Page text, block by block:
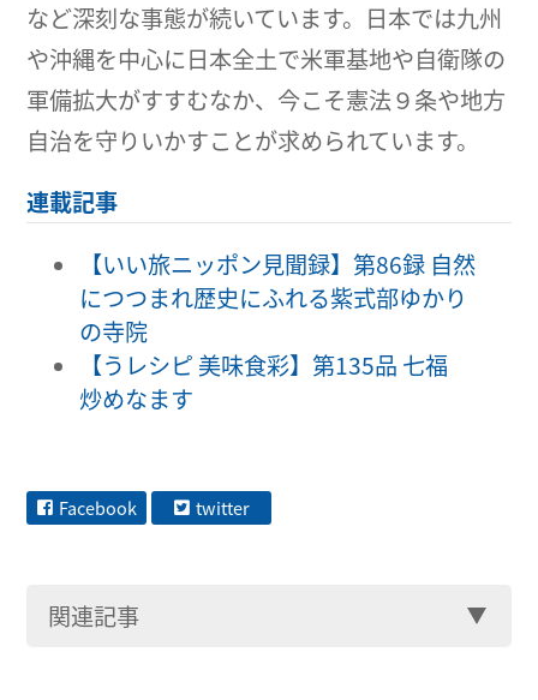
など深刻な事態が続いています。日本では九州
や沖縄を中心に日本全土で米軍基地や自衛隊の
軍備拡大がすすむなか、今こそ憲法９条や地方
自治を守りいかすことが求められています。
連載記事
【いい旅ニッポン見聞録】第86録 自然
につつまれ歴史にふれる紫式部ゆかり
の寺院
【うレシピ 美味食彩】第135品 七福
炒めなます
Facebook twitter
関連記事